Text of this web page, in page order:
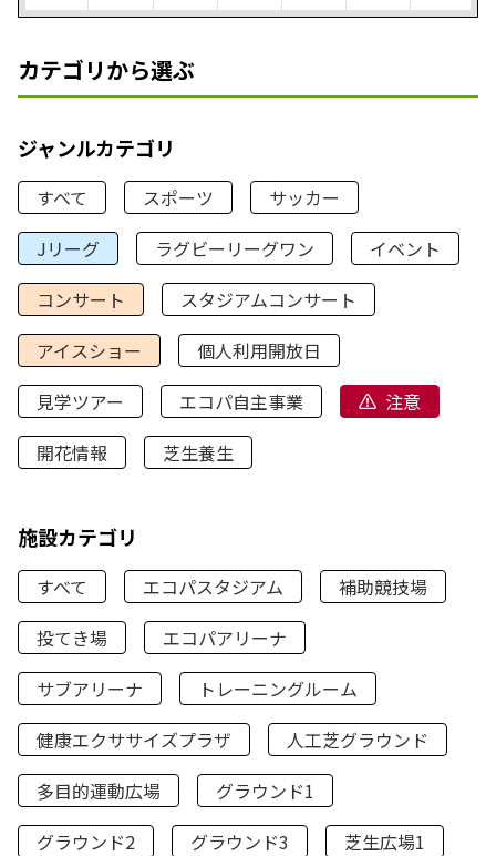
カテゴリから選ぶ
ジャンルカテゴリ
すべて スポーツ
サッカー
Jリーグ
ラグビーリーグワン
イベント
コンサート
スタジアムコンサート
アイスショー
個人利用開放日
見学ツアー
エコパ自主事業
注意
開花情報
芝生養生
施設カテゴリ
すべて エコパスタジアム
補助競技場
投てき場
エコパアリーナ
サブアリーナ
トレーニングルーム
健康エクササイズプラザ
人工芝グラウンド
多目的運動広場
グラウンド1
グラウンド2
グラウンド3
芝生広場1